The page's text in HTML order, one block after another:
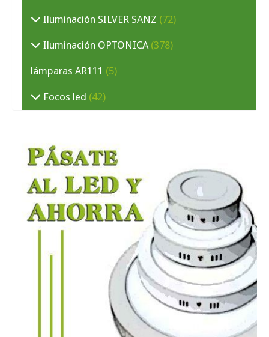
Iluminación SILVER SANZ (72)
Iluminación OPTONICA (378)
lámparas AR111 (5)
Focos led (42)